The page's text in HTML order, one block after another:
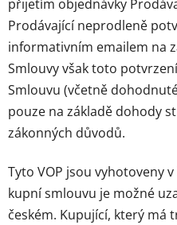
přijetím objednávky
Prodávající neprodleně
informativním emailem na
Smlouvy však toto
Smlouvu (včetně
pouze na základě dohody
zákonných důvodů.
Tyto VOP jsou vyhotoveny
kupní smlouvu je možné
českém. Kupující, který má